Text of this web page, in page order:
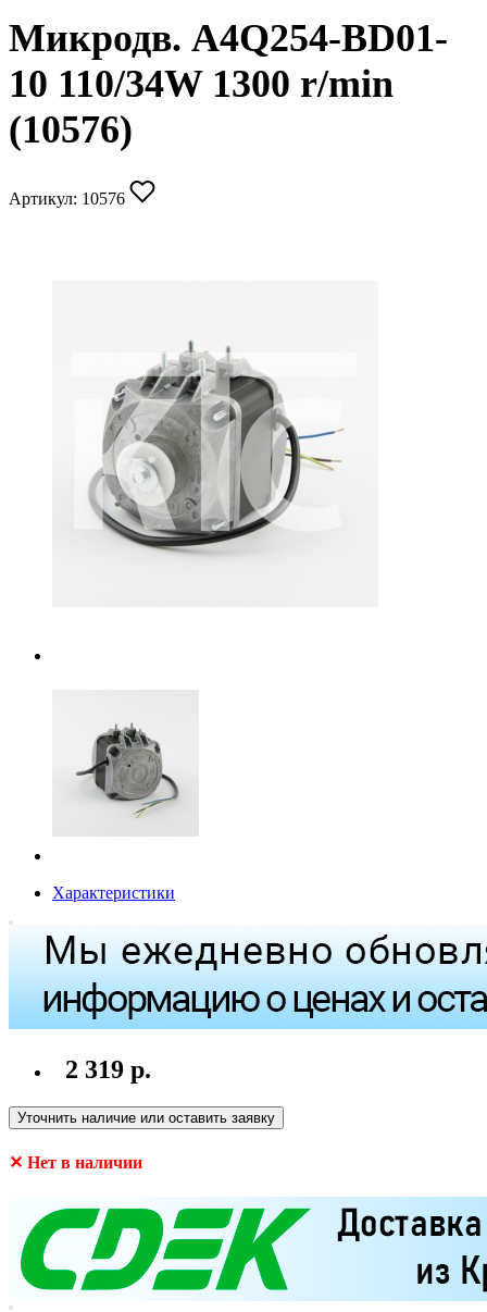
Микродв. A4Q254-BD01-
10 110/34W 1300 r/min
(10576)
Артикул: 10576
Характеристики
2 319 р.
Уточнить наличие или оставить заявку
✕ Нет в наличии